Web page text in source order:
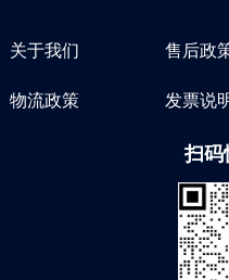
关于我们 售后政
物流政策 发票说
扫码